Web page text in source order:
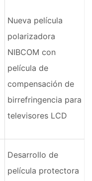
Nueva película
polarizadora
NIBCOM con
película de
compensación de
birrefringencia para
televisores LCD
Desarrollo de
película protectora